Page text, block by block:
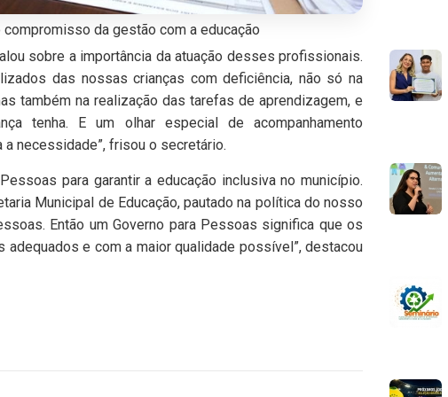
da gestão com a educação
sobre a importância da atuação desses profissionais.
das nossas crianças com deficiência, não só na
também na realização das tarefas de aprendizagem, e
tenha. E um olhar especial de acompanhamento
necessidade”, frisou o secretário.
para garantir a educação inclusiva no município.
Municipal de Educação, pautado na política do nosso
Então um Governo para Pessoas significa que os
e com a maior qualidade possível”, destacou